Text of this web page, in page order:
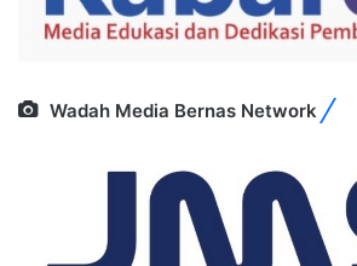
Wadah Media Bernas Network